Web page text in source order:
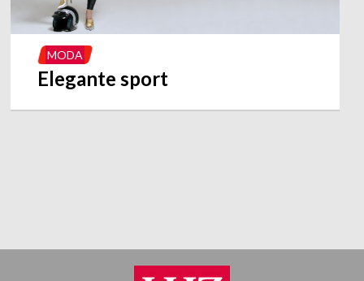
MODA
Elegante sport